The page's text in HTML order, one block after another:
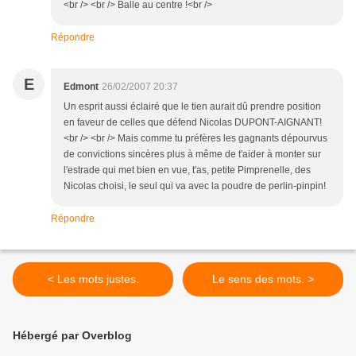
<br /> <br /> Balle au centre !<br />
Répondre
E Edmont 26/02/2007 20:37
Un esprit aussi éclairé que le tien aurait dû prendre position
en faveur de celles que défend Nicolas DUPONT-AIGNANT!
<br /> <br /> Mais comme tu préfères les gagnants dépourvus
de convictions sincères plus à même de t'aider à monter sur
l'estrade qui met bien en vue, t'as, petite Pimprenelle, des
Nicolas choisi, le seul qui va avec la poudre de perlin-pinpin!
Répondre
< Les mots justes. Le sens des mots. >
Hébergé par Overblog